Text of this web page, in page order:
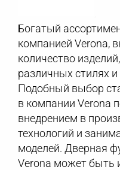
Богатый
компанией Verona,
количество
различных стилях
Подобный выбор
в компании Verona
внедрением в
технологий и
моделей. Дверная
Verona может быть